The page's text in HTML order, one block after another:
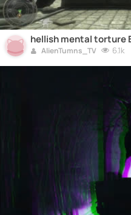
hellish mental torture
AlienTumns_TV 6.1k